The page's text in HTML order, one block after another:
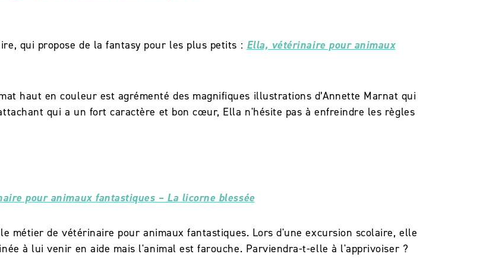
qui propose de la fantasy pour les plus petits : Ella, vétérinaire pour animaux
haut en couleur est agrémenté des magnifiques illustrations d’Annette Marnat qui
qui a un fort caractère et bon cœur, Ella n'hésite pas à enfreindre les règles
pour animaux fantastiques – La licorne blessée
métier de vétérinaire pour animaux fantastiques. Lors d'une excursion scolaire, elle
à lui venir en aide mais l'animal est farouche. Parviendra-t-elle à l'apprivoiser ?